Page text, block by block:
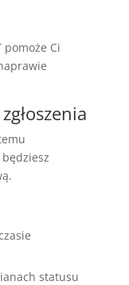
pomoże Ci
statusu